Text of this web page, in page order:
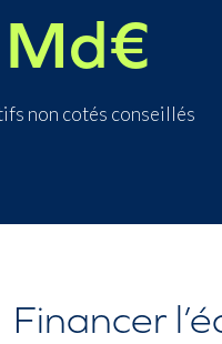
Md€
non cotés conseillés
Financer